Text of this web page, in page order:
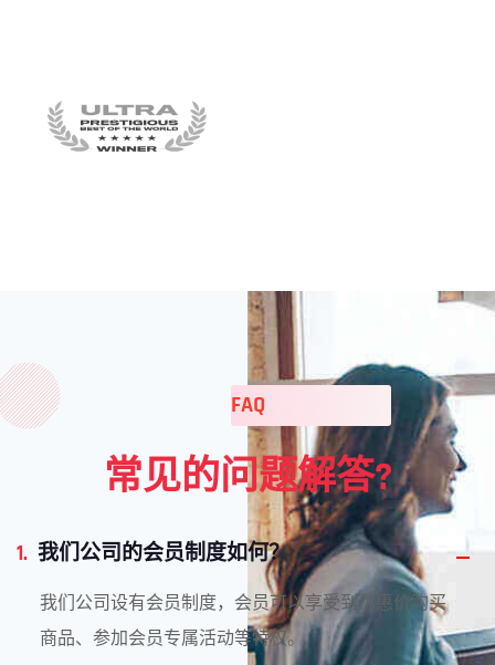
FAQ
常见的问题解答?
1. 我们公司的会员制度如何？
我们公司设有会员制度，会员可以享受到优惠价购买
商品、参加会员专属活动等特权。